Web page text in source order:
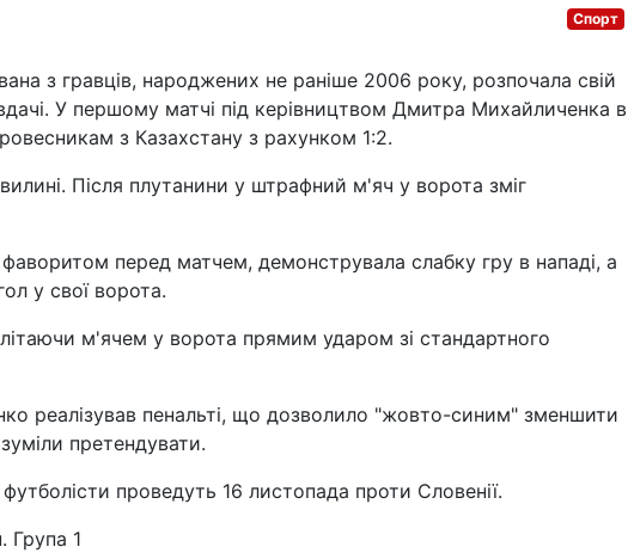
Спорт
з гравців, народжених не раніше 2006 року, розпочала свій
У першому матчі під керівництвом Дмитра Михайличенка в
з Казахстану з рахунком 1:2.
Після плутанини у штрафний м'яч у ворота зміг
перед матчем, демонструвала слабку гру в нападі, а
у свої ворота.
м'ячем у ворота прямим ударом зі стандартного
реалізував пенальті, що дозволило "жовто-синим" зменшити
претендувати.
проведуть 16 листопада проти Словенії.
Група 1